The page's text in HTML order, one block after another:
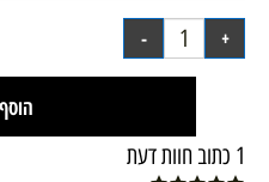
1 כתוב חוות דעת